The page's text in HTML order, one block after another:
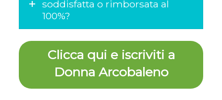
soddisfatta o rimborsata al
100%?
Clicca qui e iscriviti a
Donna Arcobaleno